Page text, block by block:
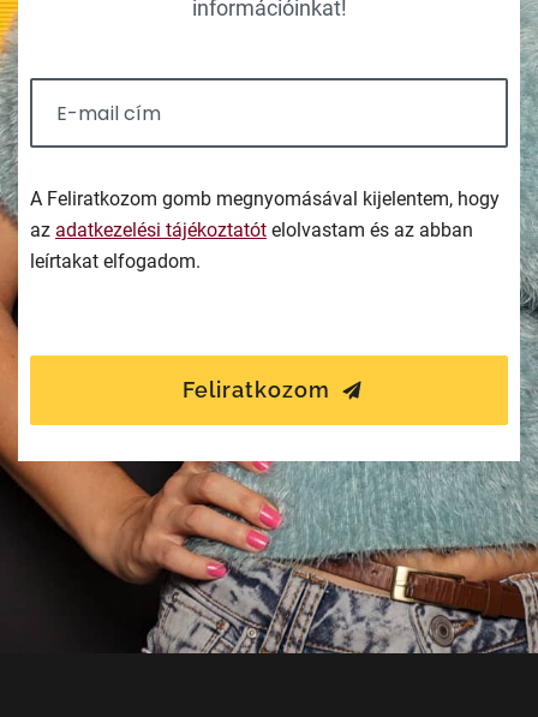
információinkat!
A Feliratkozom gomb megnyomásával kijelentem, hogy
az adatkezelési tájékoztatót elolvastam és az abban
leírtakat elfogadom.
Feliratkozom